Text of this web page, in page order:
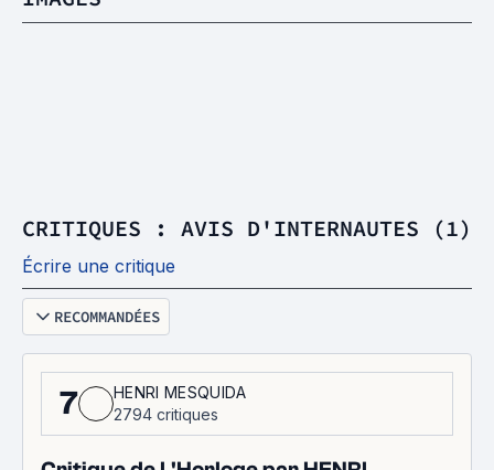
CRITIQUES : AVIS D'INTERNAUTES (1)
Écrire une critique
RECOMMANDÉES
7
HENRI MESQUIDA
2794 critiques